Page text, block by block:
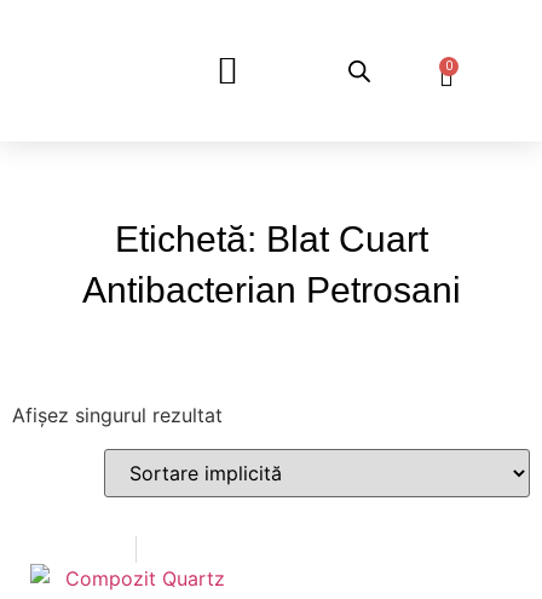
0
Etichetă: Blat Cuart
Antibacterian Petrosani
Afișez singurul rezultat